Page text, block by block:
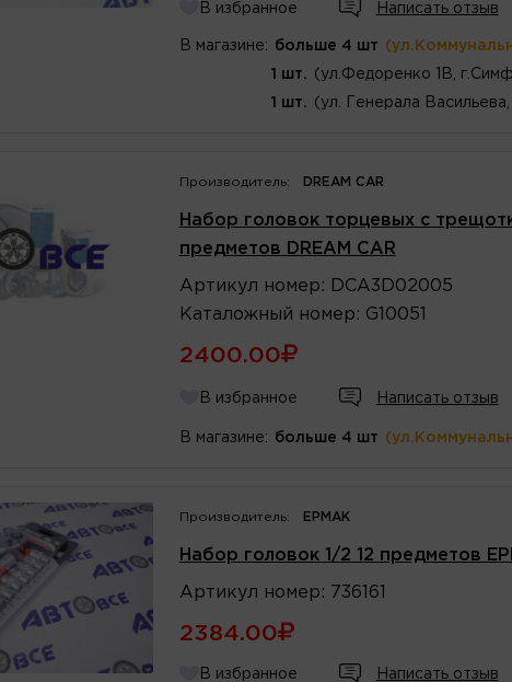
В избранное Написать отзыв
В магазине: больше 4 шт
1 шт. (ул.Федоренко 1В,
1 шт. (ул. Генерала
Производитель: DREAM CAR
Набор головок торцевых с
предметов DREAM CAR
Артикул номер :
DCA3D02005
Каталожный номер : G10051
2400.00
В избранное Написать отзыв
В магазине: больше 4 шт
Производитель: ЕРМАК
Набор головок 1/2 12 предметов
Артикул номер : 736161
2384.00
В избранное Написать отзыв